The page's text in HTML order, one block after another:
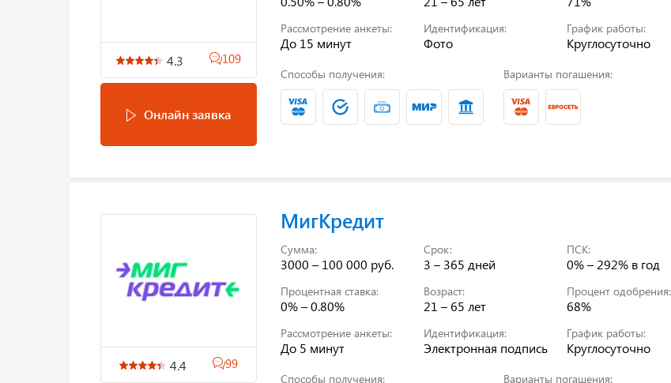
4.3 109
Онлайн заявка
Рассмотрение анкеты:
До 15 минут
Идентификация:
Фото
График работы:
Круглосуточно
Способы получения: Варианты погашения:
4.4 99
МигКредит
Сумма:
3000 – 100 000 руб.
Срок:
3 – 365 дней
ПСК:
0% – 292% в год
Процентная ставка:
0% – 0.80%
Возраст:
21 – 65 лет
Процент одобрения:
68%
Рассмотрение анкеты:
До 5 минут
Идентификация:
Электронная подпись
График работы:
Круглосуточно
Способы получения: Варианты погашения: